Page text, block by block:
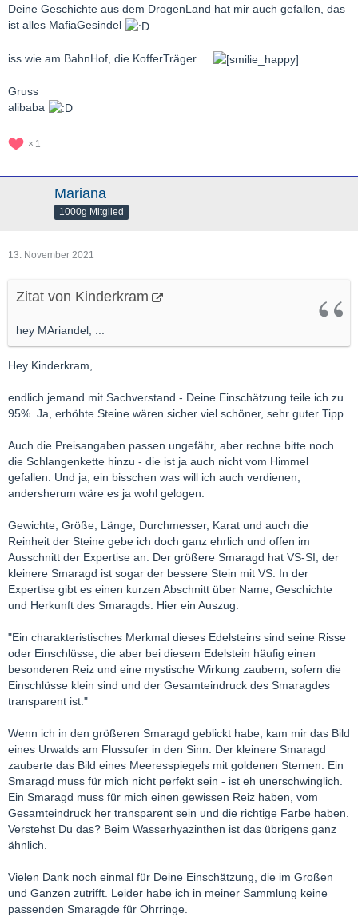
Deine Geschichte aus dem DrogenLand hat mir auch gefallen, das
ist alles MafiaGesindel
iss wie am BahnHof, die KofferTräger ...
Gruss
alibaba
1
Mariana
1000g Mitglied
13. November 2021
Zitat von Kinderkram
hey MAriandel, ...
Hey Kinderkram,
endlich jemand mit Sachverstand - Deine Einschätzung teile ich zu
95%. Ja, erhöhte Steine wären sicher viel schöner, sehr guter Tipp.
Auch die Preisangaben passen ungefähr, aber rechne bitte noch
die Schlangenkette hinzu - die ist ja auch nicht vom Himmel
gefallen. Und ja, ein bisschen was will ich auch verdienen,
andersherum wäre es ja wohl gelogen.
Gewichte, Größe, Länge, Durchmesser, Karat und auch die
Reinheit der Steine gebe ich doch ganz ehrlich und offen im
Ausschnitt der Expertise an: Der größere Smaragd hat VS-SI, der
kleinere Smaragd ist sogar der bessere Stein mit VS. In der
Expertise gibt es einen kurzen Abschnitt über Name, Geschichte
und Herkunft des Smaragds. Hier ein Auszug:
"Ein charakteristisches Merkmal dieses Edelsteins sind seine Risse
oder Einschlüsse, die aber bei diesem Edelstein häufig einen
besonderen Reiz und eine mystische Wirkung zaubern, sofern die
Einschlüsse klein sind und der Gesamteindruck des Smaragdes
transparent ist."
Wenn ich in den größeren Smaragd geblickt habe, kam mir das Bild
eines Urwalds am Flussufer in den Sinn. Der kleinere Smaragd
zauberte das Bild eines Meeresspiegels mit goldenen Sternen. Ein
Smaragd muss für mich nicht perfekt sein - ist eh unerschwinglich.
Ein Smaragd muss für mich einen gewissen Reiz haben, vom
Gesamteindruck her transparent sein und die richtige Farbe haben.
Verstehst Du das? Beim Wasserhyazinthen ist das übrigens ganz
ähnlich.
Vielen Dank noch einmal für Deine Einschätzung, die im Großen
und Ganzen zutrifft. Leider habe ich in meiner Sammlung keine
passenden Smaragde für Ohrringe.